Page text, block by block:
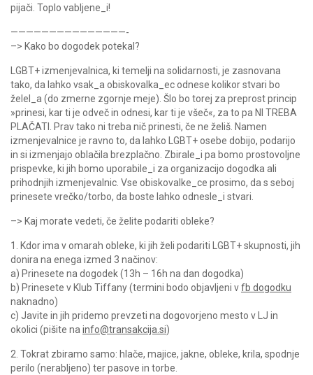
pijači. Toplo vabljene_i!
———————————————-
–> Kako bo dogodek potekal?
LGBT+ izmenjevalnica, ki temelji na solidarnosti, je zasnovana
tako, da lahko vsak_a obiskovalka_ec odnese kolikor stvari bo
želel_a (do zmerne zgornje meje). Šlo bo torej za preprost princip
»prinesi, kar ti je odveč in odnesi, kar ti je všeč«, za to pa NI TREBA
PLAČATI. Prav tako ni treba nič prinesti, če ne želiš. Namen
izmenjevalnice je ravno to, da lahko LGBT+ osebe dobijo, podarijo
in si izmenjajo oblačila brezplačno. Zbirale_i pa bomo prostovoljne
prispevke, ki jih bomo uporabile_i za organizacijo dogodka ali
prihodnjih izmenjevalnic. Vse obiskovalke_ce prosimo, da s seboj
prinesete vrečko/torbo, da boste lahko odnesle_i stvari.
–> Kaj morate vedeti, če želite podariti obleke?
1. Kdor ima v omarah obleke, ki jih želi podariti LGBT+ skupnosti, jih
donira na enega izmed 3 načinov:
a) Prinesete na dogodek (13h – 16h na dan dogodka)
b) Prinesete v Klub Tiffany (termini bodo objavljeni vfb dogodku
naknadno)
c) Javite in jih pridemo prevzeti na dogovorjeno mesto v LJ in
okolici (pišite na info@transakcija.si)
2. Tokrat zbiramo samo: hlače, majice, jakne, obleke, krila, spodnje
perilo (nerabljeno) ter pasove in torbe.